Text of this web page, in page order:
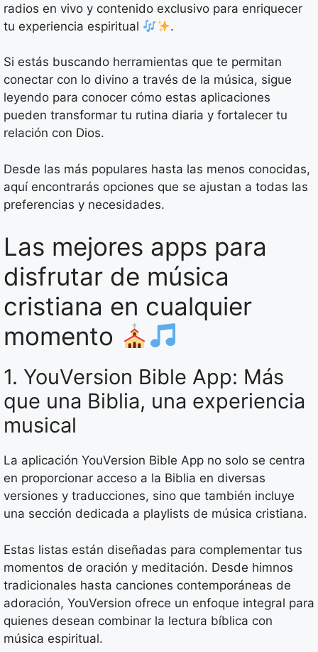
radios en vivo y contenido exclusivo para enriquecer
tu experiencia espiritual
.
Si estás buscando herramientas que te permitan
conectar con lo divino a través de la música, sigue
leyendo para conocer cómo estas aplicaciones
pueden transformar tu rutina diaria y fortalecer tu
relación con Dios.
Desde las más populares hasta las menos conocidas,
aquí encontrarás opciones que se ajustan a todas las
preferencias y necesidades.
Las mejores apps para
disfrutar de música
cristiana en cualquier
momento
1. YouVersion Bible App: Más
que una Biblia, una experiencia
musical
La aplicación YouVersion Bible App no solo se centra
en proporcionar acceso a la Biblia en diversas
versiones y traducciones, sino que también incluye
una sección dedicada a playlists de música cristiana.
Estas listas están diseñadas para complementar tus
momentos de oración y meditación. Desde himnos
tradicionales hasta canciones contemporáneas de
adoración, YouVersion ofrece un enfoque integral para
quienes desean combinar la lectura bíblica con
música espiritual.